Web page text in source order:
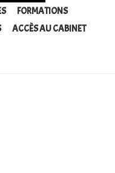
FORMATIONS
ACCÈS AU CABINET